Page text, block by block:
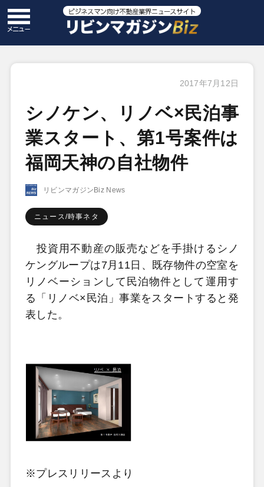
2017年7月12日
シノケン、リノベ×民泊事
業スタート、第1号案件は
福岡天神の自社物件
リビンマガジンBiz News
ニュース/時事ネタ
投資用不動産の販売などを手掛けるシノ
ケングループは7月11日、既存物件の空室を
リノベーションして民泊物件として運用す
る「リノベ×民泊」事業をスタートすると発
表した。
※プレスリリースより